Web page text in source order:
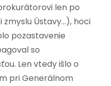
len po
Ústavy…), hoci
pozastavenie
so
Len vtedy išlo o
pri Generálnom